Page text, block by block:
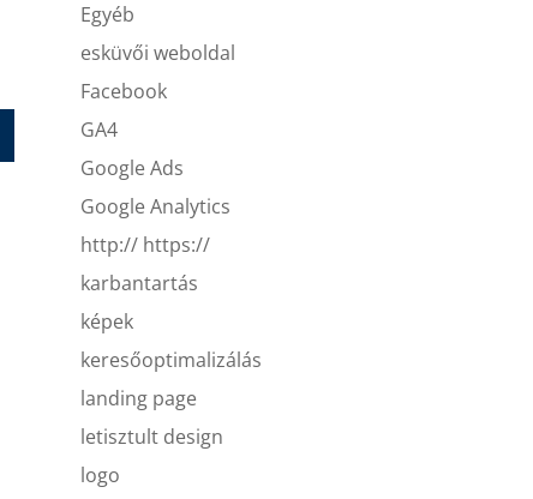
Egyéb
esküvői weboldal
Facebook
GA4
Google Ads
Google Analytics
http:// https://
karbantartás
képek
keresőoptimalizálás
landing page
letisztult design
logo